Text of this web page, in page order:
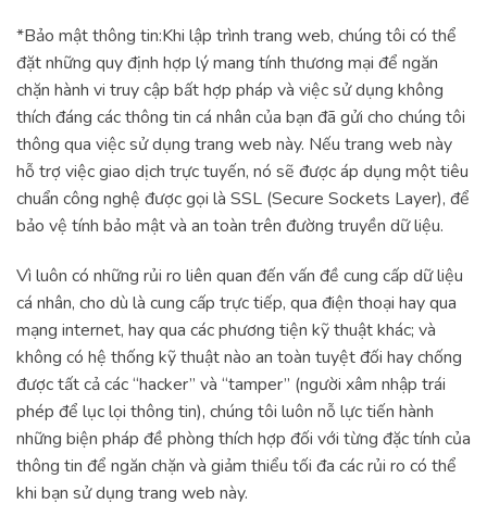
*Bảo mật thông tin:Khi lập trình trang web, chúng tôi có thể
đặt những quy định hợp lý mang tính thương mại để ngăn
chặn hành vi truy cập bất hợp pháp và việc sử dụng không
thích đáng các thông tin cá nhân của bạn đã gửi cho chúng tôi
thông qua việc sử dụng trang web này. Nếu trang web này
hỗ trợ việc giao dịch trực tuyến, nó sẽ được áp dụng một tiêu
chuẩn công nghệ được gọi là SSL (Secure Sockets Layer), để
bảo vệ tính bảo mật và an toàn trên đường truyền dữ liệu.
Vì luôn có những rủi ro liên quan đến vấn đề cung cấp dữ liệu
cá nhân, cho dù là cung cấp trực tiếp, qua điện thoại hay qua
mạng internet, hay qua các phương tiện kỹ thuật khác; và
không có hệ thống kỹ thuật nào an toàn tuyệt đối hay chống
được tất cả các “hacker” và “tamper” (người xâm nhập trái
phép để lục lọi thông tin), chúng tôi luôn nỗ lực tiến hành
những biện pháp đề phòng thích hợp đối với từng đặc tính của
thông tin để ngăn chặn và giảm thiểu tối đa các rủi ro có thể
khi bạn sử dụng trang web này.